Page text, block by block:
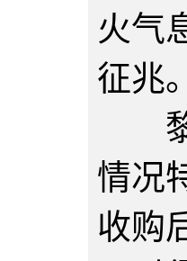
火气
征兆。
黎
情况
收购